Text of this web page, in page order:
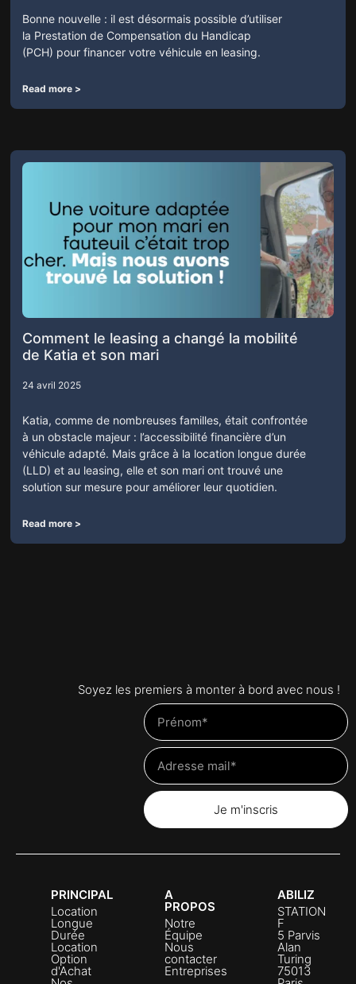
Bonne nouvelle : il est désormais possible d’utiliser
la Prestation de Compensation du Handicap
(PCH) pour financer votre véhicule en leasing.
Read more >
Comment le leasing a changé la mobilité
de Katia et son mari
24 avril 2025
Katia, comme de nombreuses familles, était confrontée
à un obstacle majeur : l’accessibilité financière d’un
véhicule adapté. Mais grâce à la location longue durée
(LLD) et au leasing, elle et son mari ont trouvé une
solution sur mesure pour améliorer leur quotidien.
Read more >
Soyez les premiers à monter à bord avec nous !
Je m'inscris
PRINCIPAL
Location
Longue
Durée
Location
Option
d'Achat
A
PROPOS
Notre
Équipe
Nous
contacter
Entreprises
ABILIZ
STATION
F
5 Parvis
Alan
Turing
75013